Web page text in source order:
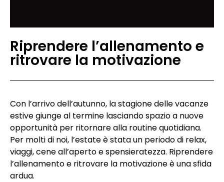
Riprendere l’allenamento e
ritrovare la motivazione
Con l’arrivo dell’autunno, la stagione delle vacanze
estive giunge al termine lasciando spazio a nuove
opportunità per ritornare alla routine quotidiana.
Per molti di noi, l’estate è stata un periodo di relax,
viaggi, cene all’aperto e spensieratezza. Riprendere
l’allenamento e ritrovare la motivazione è una sfida
ardua.